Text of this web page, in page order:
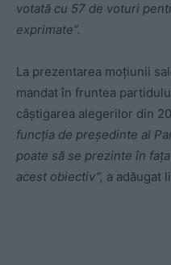
votată cu 57 de voturi
exprimate”.
La prezentarea moțiunii
mandat în fruntea
câştigarea alegerilor din
funcţia de preşedinte al
poate să se prezinte în
acest obiectiv”, a adăugat